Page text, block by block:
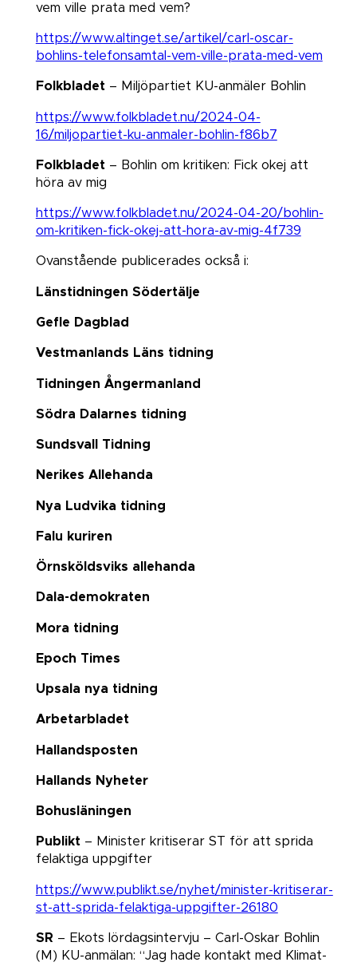
vem ville prata med vem?​​​​​​​
https://www.altinget.se/artikel/carl-oscar-
bohlins-telefonsamtal-vem-ville-prata-med-vem
Folkbladet– Miljöpartiet KU-anmäler Bohlin​​​​​​​
https://www.folkbladet.nu/2024-04-
16/miljopartiet-ku-anmaler-bohlin-f86b7
Folkbladet– Bohlin om kritiken: Fick okej att
höra av mig​​​​​​​
https://www.folkbladet.nu/2024-04-20/bohlin-
om-kritiken-fick-okej-att-hora-av-mig-4f739
Ovanstående publicerades också i:
Länstidningen Södertälje
Gefle Dagblad
Vestmanlands Läns tidning
Tidningen Ångermanland
Södra Dalarnes tidning
Sundsvall Tidning
Nerikes Allehanda
Nya Ludvika tidning
Falu kuriren
Örnsköldsviks allehanda
Dala-demokraten
Mora tidning
Epoch Times
Upsala nya tidning
Arbetarbladet
Hallandsposten
Hallands Nyheter
Bohusläningen
Publikt – Minister kritiserar ST för att sprida
felaktiga uppgifter
https://www.publikt.se/nyhet/minister-kritiserar-
st-att-sprida-felaktiga-uppgifter-26180
SR – Ekots lördagsintervju – Carl-Oskar Bohlin
(M) KU-anmälan: “Jag hade kontakt med Klimat-